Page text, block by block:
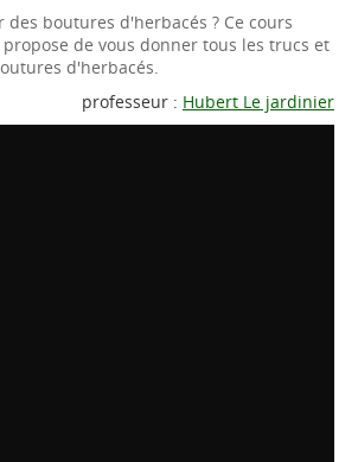
des boutures d'herbacés ? Ce cours
de vous donner tous les trucs et
d'herbacés.
professeur : Hubert Le jardinier